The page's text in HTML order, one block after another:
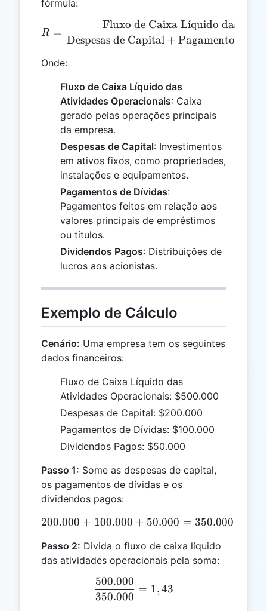
fórmula:
R = \frac{\text{Fluxo de
R =
Despesas de Capital + Pagamentos de D
Fluxo de Caixa Lı
ˊquido das
Onde:
Fluxo de Caixa Líquido das
Atividades Operacionais: Caixa
gerado pelas operações principais
da empresa.
Despesas de Capital: Investimentos
em ativos fixos, como propriedades,
instalações e equipamentos.
Pagamentos de Dívidas:
Pagamentos feitos em relação aos
valores principais de empréstimos
ou títulos.
Dividendos Pagos: Distribuições de
lucros aos acionistas.
Exemplo de Cálculo
Cenário: Uma empresa tem os seguintes
dados financeiros:
Fluxo de Caixa Líquido das
Atividades Operacionais: $500.000
Despesas de Capital: $200.000
Pagamentos de Dívidas: $100.000
Dividendos Pagos: $50.000
Passo 1: Some as despesas de capital,
os pagamentos de dívidas e os
dividendos pagos:
200.000 + 100.000 +
200.000 + 100.000 + 50.000 = 350.000
Passo 2: Divida o fluxo de caixa líquido
das atividades operacionais pela soma:
\frac{500.000}{350.000}
350.000
500.000
= 1,43